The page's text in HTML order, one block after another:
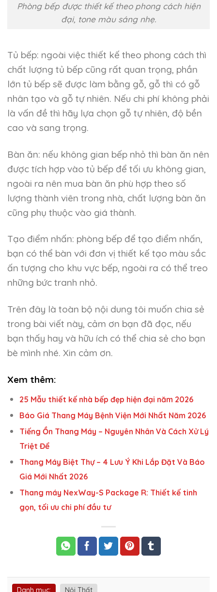
Phòng bếp được thiết kế theo phong cách hiện
đại, tone màu sáng nhẹ.
Tủ bếp: ngoài việc thiết kế theo phong cách thì
chất lượng tủ bếp cũng rất quan trọng, phần
lớn tủ bếp sẽ được làm bằng gỗ, gỗ thì có gỗ
nhân tạo và gỗ tự nhiên. Nếu chi phí không phải
là vấn đề thì hãy lựa chọn gỗ tự nhiên, độ bền
cao và sang trọng.
Bàn ăn: nếu không gian bếp nhỏ thì bàn ăn nên
được tích hợp vào tủ bếp để tối ưu không gian,
ngoài ra nên mua bàn ăn phù hợp theo số
lượng thành viên trong nhà, chất lượng bàn ăn
cũng phụ thuộc vào giá thành.
Tạo điểm nhấn: phòng bếp để tạo điểm nhấn,
bạn có thể bàn với đơn vị thiết kế tạo màu sắc
ấn tượng cho khu vực bếp, ngoài ra có thể treo
những bức tranh nhỏ.
Trên đây là toàn bộ nội dung tôi muốn chia sẻ
trong bài viết này, cảm ơn bạn đã đọc, nếu
bạn thấy hay và hữu ích có thể chia sẻ cho bạn
bè mình nhé. Xin cảm ơn.
Xem thêm:
25 Mẫu thiết kế nhà bếp đẹp hiện đại năm 2026
Báo Giá Thang Máy Bệnh Viện Mới Nhất Năm 2026
Tiếng Ồn Thang Máy – Nguyên Nhân Và Cách Xử Lý
Triệt Để
Thang Máy Biệt Thự – 4 Lưu Ý Khi Lắp Đặt Và Báo
Giá Mới Nhất 2026
Thang máy NexWay-S Package R: Thiết kế tinh
gọn, tối ưu chi phí đầu tư
Danh mục: Nội Thất